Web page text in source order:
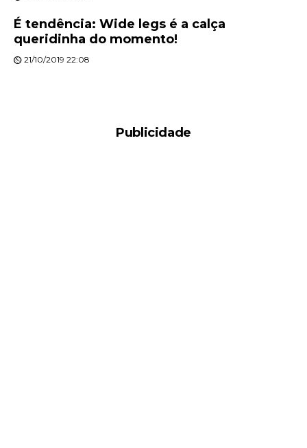
É tendência: Wide legs é a calça
queridinha do momento!
21/10/2019 22:08
Publicidade